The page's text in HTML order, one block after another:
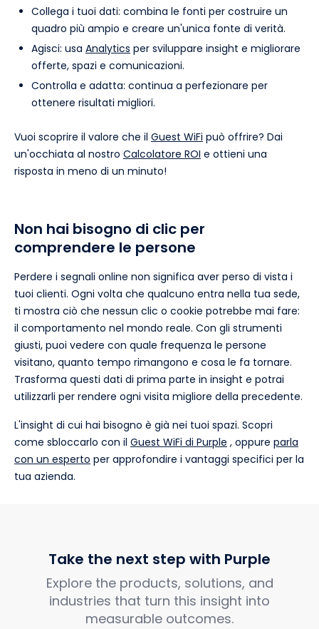
Collega i tuoi dati: combina le fonti per costruire un
quadro più ampio e creare un'unica fonte di verità.
Agisci: usa Analytics per sviluppare insight e migliorare
offerte, spazi e comunicazioni.
Controlla e adatta: continua a perfezionare per
ottenere risultati migliori.
Vuoi scoprire il valore che il Guest WiFi può offrire? Dai
un'occhiata al nostro Calcolatore ROI e ottieni una
risposta in meno di un minuto!
Non hai bisogno di clic per
comprendere le persone
Perdere i segnali online non significa aver perso di vista i
tuoi clienti. Ogni volta che qualcuno entra nella tua sede,
ti mostra ciò che nessun clic o cookie potrebbe mai fare:
il comportamento nel mondo reale. Con gli strumenti
giusti, puoi vedere con quale frequenza le persone
visitano, quanto tempo rimangono e cosa le fa tornare.
Trasforma questi dati di prima parte in insight e potrai
utilizzarli per rendere ogni visita migliore della precedente.
L'insight di cui hai bisogno è già nei tuoi spazi. Scopri
come sbloccarlo con il Guest WiFi di Purple , oppure parla
con un esperto per approfondire i vantaggi specifici per la
tua azienda.
Take the next step with Purple
Explore the products, solutions, and
industries that turn this insight into
measurable outcomes.